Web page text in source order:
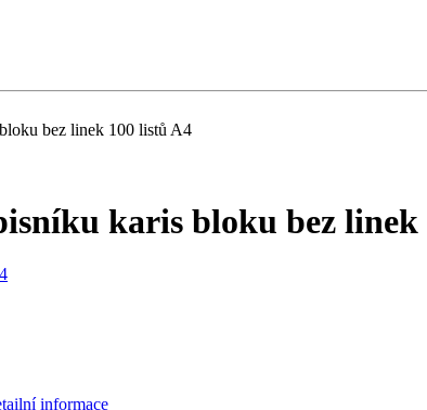
bez linek 100 listů A4
karis bloku bez linek
informace